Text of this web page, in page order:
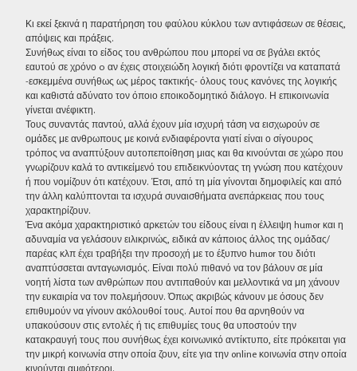
Κι εκεί ξεκινά η παρατήρηση του φαύλου κύκλου των αντιφάσεων σε θέσεις,
απόψεις και πράξεις.
Συνήθως είναι το είδος του ανθρώπου που μπορεί να σε βγάλει εκτός
εαυτού σε χρόνο 0 αν έχεις στοιχειώδη λογική διότι φροντίζει να καταπατά
-εσκεμμένα συνήθως ως μέρος τακτικής- όλους τους κανόνες της λογικής
και καθιστά αδύνατο τον όποιο εποικοδομητικό διάλογο. Η επικοινωνία
γίνεται ανέφικτη.
Τους συναντάς παντού, αλλά έχουν μία ισχυρή τάση να εισχωρούν σε
ομάδες με ανθρωπους με κοινά ενδιαφέροντα γιατί είναι ο σίγουρος
τρόπος να αναπτύξουν αυτοπεποίθηση μιας και θα κινούνται σε χώρο που
γνωρίζουν καλά το αντικείμενό του επιδεικνύοντας τη γνώση που κατέχουν
ή που νομίζουν ότι κατέχουν. Έτσι, από τη μία γίνονται δημοφιλείς και από
την άλλη καλύπτονται τα ισχυρά συναισθήματα ανεπάρκειας που τους
χαρακτηρίζουν.
Ένα ακόμα χαρακτηριστικό αρκετών του είδους είναι η έλλειψη humor και η
αδυναμία να γελάσουν ειλικρινώς, ειδικά αν κάποιος άλλος της ομάδας/
παρέας κλπ έχει τραβήξει την προσοχή με το έξυπνο humor του διότι
αναπτύσσεται ανταγωνισμός. Είναι πολύ πιθανό να τον βάλουν σε μία
νοητή λίστα των ανθρώπων που αντιπαθούν και μελλοντικά να μη χάνουν
την ευκαιρία να τον πολεμήσουν. Όπως ακριβώς κάνουν με όσους δεν
επιθυμούν να γίνουν ακόλουθοί τους. Αυτοί που θα αρνηθούν να
υπακούσουν στις εντολές ή τις επιθυμίες τους θα υποστούν την
κατακραυγή τους που συνήθως έχει κοινωνικό αντίκτυπο, είτε πρόκειται για
την μικρή κοινωνία στην οποία ζουν, είτε για την online κοινωνία στην οποία
κινούνται αμφότεροι.